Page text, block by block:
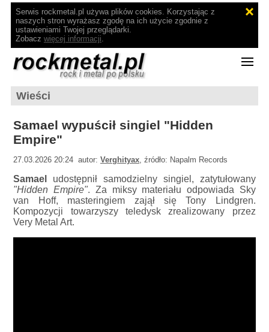
Serwis rockmetal.pl używa plików cookies. Korzystając z
naszych stron wyrażasz zgodę na ich użycie zgodnie z
ustawieniami Twojej przeglądarki.
Zobacz więcej informacji.
Wieści
Samael wypuścił singiel "Hidden
Empire"
27.03.2026 20:24 autor:Verghityax, źródło: Napalm Records
Samael
udostępnił samodzielny singiel, zatytułowany
"Hidden Empire". Za miksy materiału odpowiada Sky
van Hoff, masteringiem zajął się Tony Lindgren.
Kompozycji towarzyszy teledysk zrealizowany przez
Very Metal Art.